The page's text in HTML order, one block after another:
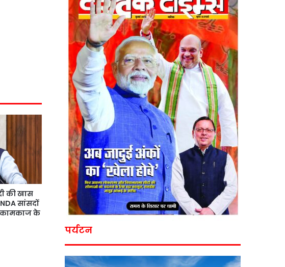
की खास
सांसदों
कामकाज के
पर्यटन